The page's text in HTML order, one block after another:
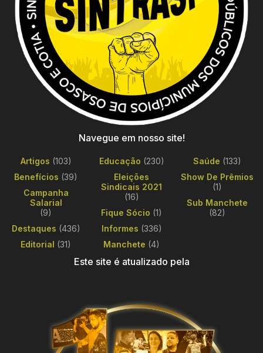
Navegue em nosso site!
Artigos (103)
Benefícios (39)
Campanha
Salarial
(9)
Destaques (436)
Editorial (31)
Educação (230)
Eleições
Sindicais 2021
(16)
Fique Sócio (1)
Informes (336)
Manchete (4)
Saúde (133)
Show De Prêmios
(1)
Sub Manchete
(82)
Este site é atualizado pela